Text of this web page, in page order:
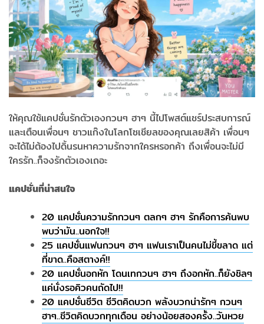
ให้คุณใช้แคปชั่นรักตัวเองกวนๆ ฮาๆ นี้ไปโพสต์แชร์ประสบการณ์
และเตือนเพื่อนๆ ชาวแก๊งในโลกโซเชียลของคุณเลยสิค้า เพื่อนๆ
จะได้ไม่ต้องไปดิ้นรนหาความรักจากใครหรอกค้า ถึงเพื่อนจะไม่มี
ใครรัก..ก็จงรักตัวเองเถอะ
แคปชั่นที่น่าสนใจ
20 แคปชั่นความรักกวนๆ ตลกๆ ฮาๆ รักคือการค้นพบ
พบว่ามัน..นอกใจ!!
25 แคปชั่นแฟนกวนๆ ฮาๆ แฟนเราเป็นคนไม่ขี้ขลาด แต่
ที่ขาด..คือสตางค์!!
20 แคปชั่นอกหัก โดนเทกวนๆ ฮาๆ ถึงอกหัก..ก็ยังชิลๆ
แค่นั่งรอคิวคนถัดไป!!
20 แคปชั่นชีวิต ชีวิตคิดบวก พลังบวกน่ารักๆ กวนๆ
ฮาๆ..ชีวิตคิดบวกทุกเดือน อย่างน้อยสองครั้ง..วันหวย